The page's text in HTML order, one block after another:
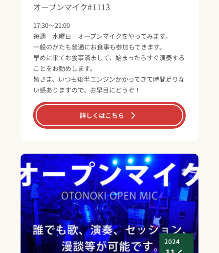
オープンマイク#1113
17:30～21:00
毎週 水曜日 オープンマイクをやってみます。
一般のかたも普通にお食事も参加もできます。
早めに来てお食事済まして、始まったらすぐ演奏する
ことをお勧めします。
皆さま、いつも後半エンジンかかってきて時間足りな
い感ありますので、お早目にどうぞ！
詳しくはこちら
2024